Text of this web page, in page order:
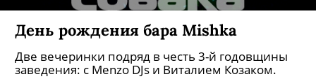
День рождения бара Mishka
Две вечеринки подряд в честь 3-й годовщины
заведения: с Menzo DJs и Виталием Козаком.